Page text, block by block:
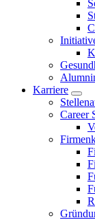
Karriere
Career